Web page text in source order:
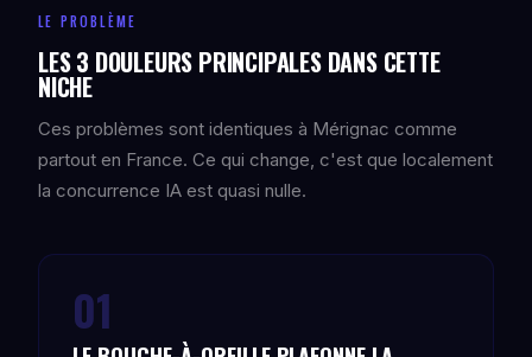
LE PROBLÈME
LES 3 DOULEURS PRINCIPALES DANS CETTE
NICHE
Ces problèmes sont identiques à Mérignac comme
partout en France. Ce qui change, c'est que localement
la concurrence IA est quasi nulle.
01